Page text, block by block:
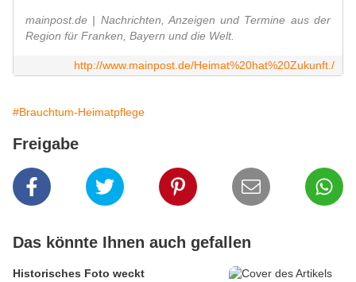
mainpost.de | Nachrichten, Anzeigen und Termine aus der
Region für Franken, Bayern und die Welt.
http://www.mainpost.de/Heimat%20hat%20Zukunft./
#Brauchtum-Heimatpflege
Freigabe
Das könnte Ihnen auch gefallen
Historisches Foto weckt